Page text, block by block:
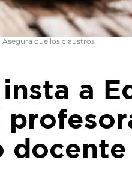
Asegura que los claustros
a